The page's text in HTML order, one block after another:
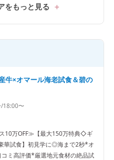
をもっと見る
×オマール海老試食＆碧の
18:00〜
10万OFF≫【最大150万特典◇ギ
華試食】初見学に◎海まで2秒*オ
ミ高評価*厳選地元食材の絶品試